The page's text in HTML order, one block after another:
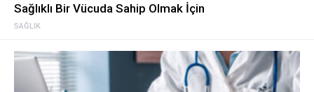
SAĞLIK
Sağlıklı Bir Vücuda Sahip Olmak İçin